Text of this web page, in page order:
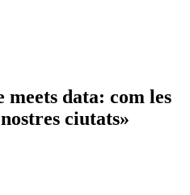
meets data: com les
ciutats»